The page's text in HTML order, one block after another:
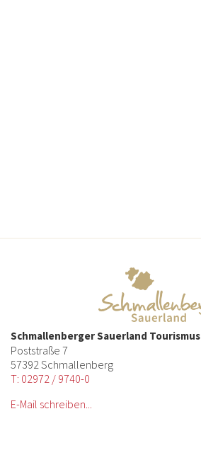
Schmallenberger Sauerland Tourismus
Poststraße 7
57392 Schmallenberg
T: 02972 / 9740-0
E-Mail schreiben...